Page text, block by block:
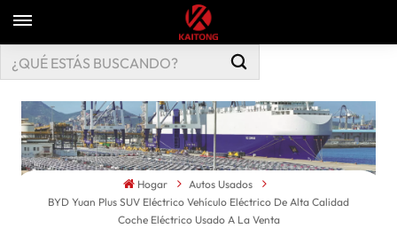
Hogar
Autos Usados
BYD Yuan Plus SUV Eléctrico Vehículo Eléctrico De Alta Calidad
Coche Eléctrico Usado A La Venta